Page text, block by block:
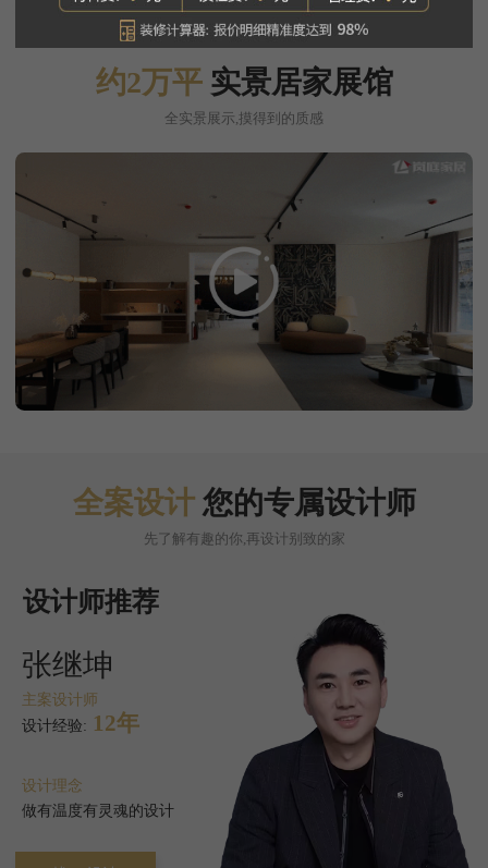
约2万平 实景居家展馆
全实景展示,摸得到的质感
全案设计 您的专属设计师
先了解有趣的你,再设计别致的家
设计师推荐
张继坤
主案设计师
设计经验: 12年
设计理念
做有温度有灵魂的设计